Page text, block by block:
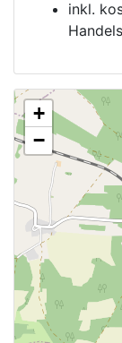
inkl.
+
−